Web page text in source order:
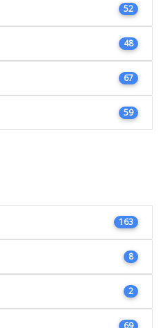
52
48
67
59
163
8
2
69